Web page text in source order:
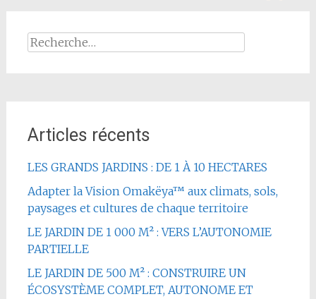
Rechercher :
Articles récents
LES GRANDS JARDINS : DE 1 À 10 HECTARES
Adapter la Vision Omakëya™ aux climats, sols,
paysages et cultures de chaque territoire
LE JARDIN DE 1 000 M² : VERS L’AUTONOMIE
PARTIELLE
LE JARDIN DE 500 M² : CONSTRUIRE UN
ÉCOSYSTÈME COMPLET, AUTONOME ET